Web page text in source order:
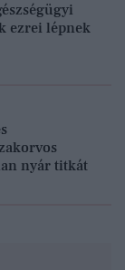
ezrei lépnek
nyár titkát